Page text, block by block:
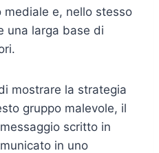
e, nello stesso
una larga base di
mostrare la strategia
gruppo malevole, il
scritto in
in uno